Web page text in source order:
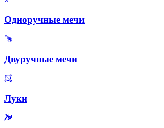
Одноручные мечи
Двуручные мечи
Луки